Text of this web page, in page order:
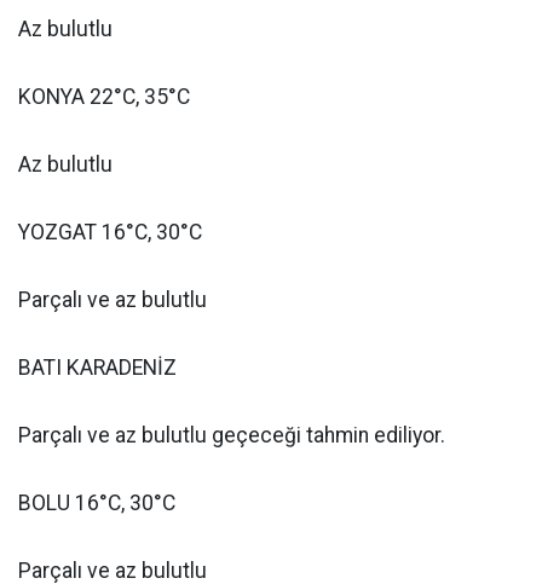
Az bulutlu
KONYA 22°C, 35°C
Az bulutlu
YOZGAT 16°C, 30°C
Parçalı ve az bulutlu
BATI KARADENİZ
Parçalı ve az bulutlu geçeceği tahmin ediliyor.
BOLU 16°C, 30°C
Parçalı ve az bulutlu